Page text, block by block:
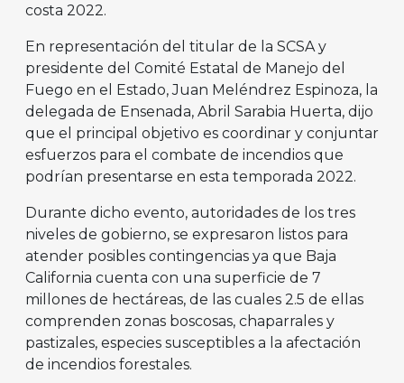
costa 2022.
En representación del titular de la SCSA y
presidente del Comité Estatal de Manejo del
Fuego en el Estado, Juan Meléndrez Espinoza, la
delegada de Ensenada, Abril Sarabia Huerta, dijo
que el principal objetivo es coordinar y conjuntar
esfuerzos para el combate de incendios que
podrían presentarse en esta temporada 2022.
Durante dicho evento, autoridades de los tres
niveles de gobierno, se expresaron listos para
atender posibles contingencias ya que Baja
California cuenta con una superficie de 7
millones de hectáreas, de las cuales 2.5 de ellas
comprenden zonas boscosas, chaparrales y
pastizales, especies susceptibles a la afectación
de incendios forestales.